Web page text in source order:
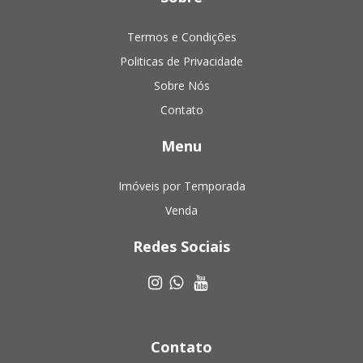
Termos e Condições
Politicas de Privacidade
Sobre Nós
Contato
Menu
Imóveis por Temporada
Venda
Redes Sociais
Contato